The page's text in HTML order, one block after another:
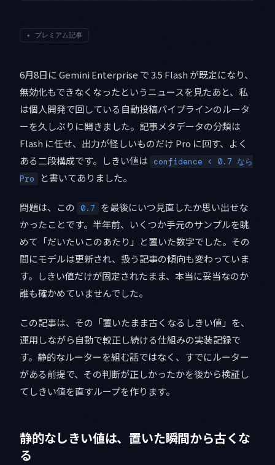
✦ プレミアム記事
6月8日に Gemini Enterprise で 3.5 Flash が既定になり、
無効化もできなくなったというニュースを見たあと、私
は個人開発で回している自動投稿パイプラインのルータ
ーを久しぶりに開きました。記事メタデータの分類は
Flash に任せ、出力が怪しいものだけ Pro に回す、よく
ある二段構成です。しきい値は confidence < 0.7 なら
Pro
と書いてありました。
問題は、この 0.7
を最後にいつ見直したか思い出せな
かったことです。半年前、いくつか手元のサンプルを眺
めて「だいたいこのあたり」と置いた数字でした。その
間にモデルは更新され、扱う記事の傾向も変わっていま
す。しきい値だけが固定されたまま、本当に妥当なのか
誰も確かめていませんでした。
この記事は、その「置いたまま古くなるしきい値」を、
運用しながら自動で較正し続ける仕組みの実装記録で
す。静的なルーターを組む話ではなく、すでにルーター
がある前提で、その判断が正しかったかを後から検証し
てしきい値を直すループを作ります。
静的なしきい値は、置いた瞬間から古くな
る